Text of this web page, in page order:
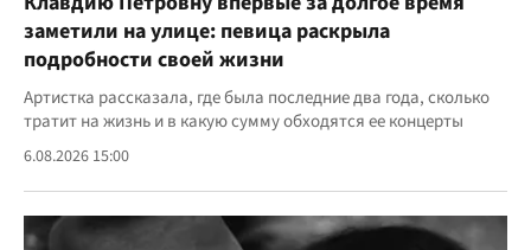
заметили на улице: певица раскрыла
подробности своей жизни
Артистка рассказала, где была последние два года, сколько
тратит на жизнь и в какую сумму обходятся ее концерты
6.08.2026 15:00